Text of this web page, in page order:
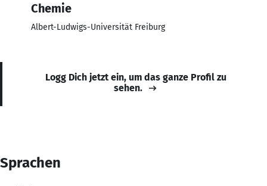
Chemie
Albert-Ludwigs-Universität Freiburg
Logg Dich jetzt ein, um das ganze Profil zu
sehen.
Sprachen